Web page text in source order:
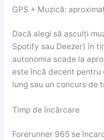
GPS + Muzică:
Dacă alegi să asculți
Spotify sau Deezer) în
autonomia scade la
este încă decent pentru
lung sau un concurs de
Timp de încărcare
Forerunner 965 se